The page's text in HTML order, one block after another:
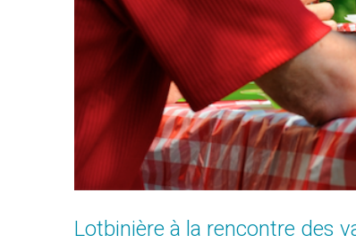
Lotbinière à la rencontre des